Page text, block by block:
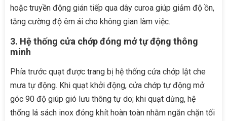
hoặc truyền động gián tiếp qua dây curoa giúp giảm độ ồn,
tăng cường độ êm ái cho không gian làm việc.
3. Hệ thống cửa chớp đóng mở tự động thông
minh
Phía trước quạt được trang bị hệ thống cửa chớp lật che
mưa tự động. Khi quạt khởi động, cửa chớp tự động mở
góc 90 độ giúp gió lưu thông tự do; khi quạt dừng, hệ
thống lá sách inox đóng khít hoàn toàn nhằm ngăn chặn tối